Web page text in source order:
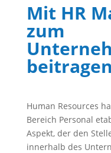
Mit HR
zum
beitragen
Human Resources
Bereich Personal
Aspekt, der den
innerhalb des